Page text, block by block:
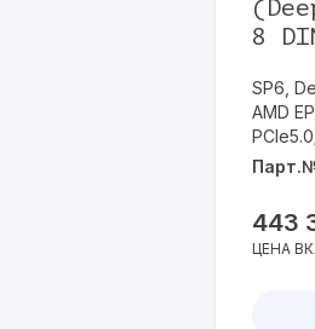
8
SP6,
AMD
443
ЦЕНА